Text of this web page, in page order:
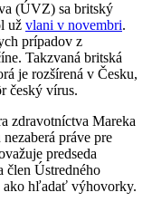
(ÚVZ) sa britský
už vlani v novembri.
prípadov z
Takzvaná britská
je rozšírená v Česku,
český vírus.
zdravotníctva Mareka
práve pre
predseda
člen Ústredného
ako hľadať výhovorky.